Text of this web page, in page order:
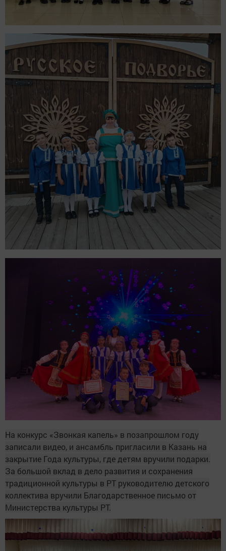
На конкурс «Звонкая капель» в позапрошлом году
записали видео, и ансамбль пригласили в Казань на
закрытие Года культуры, где детям вручили подарки.
За большой вклад в дело развития и сохранения
традиционной культуры в РТ руководителю детского
коллектива вручили Благодарственное письмо от
Министерства культуры РТ.